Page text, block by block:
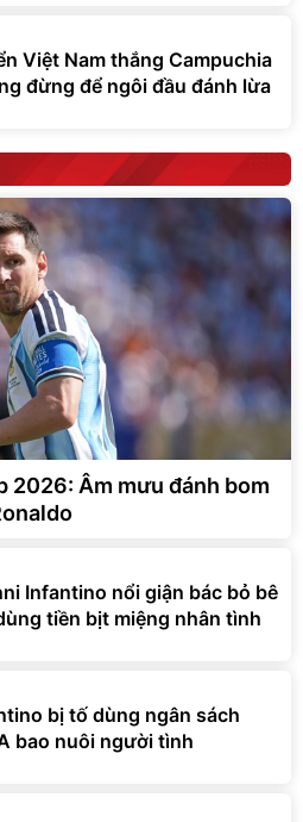
Việt Nam thắng Campuchia
đừng để ngôi đầu đánh lừa
2026: Âm mưu đánh bom
Infantino nổi giận bác bỏ bê
tiền bịt miệng nhân tình
bị tố dùng ngân sách
bao nuôi người tình